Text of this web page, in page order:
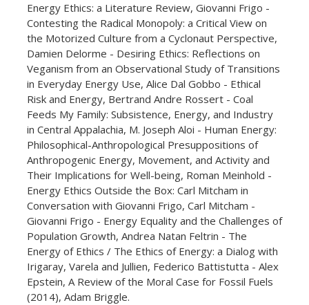
Energy Ethics: a Literature Review, Giovanni Frigo -
Contesting the Radical Monopoly: a Critical View on
the Motorized Culture from a Cyclonaut Perspective,
Damien Delorme - Desiring Ethics: Reflections on
Veganism from an Observational Study of Transitions
in Everyday Energy Use, Alice Dal Gobbo - Ethical
Risk and Energy, Bertrand Andre Rossert - Coal
Feeds My Family: Subsistence, Energy, and Industry
in Central Appalachia, M. Joseph Aloi - Human Energy:
Philosophical-Anthropological Presuppositions of
Anthropogenic Energy, Movement, and Activity and
Their Implications for Well-being, Roman Meinhold -
Energy Ethics Outside the Box: Carl Mitcham in
Conversation with Giovanni Frigo, Carl Mitcham -
Giovanni Frigo - Energy Equality and the Challenges of
Population Growth, Andrea Natan Feltrin - The
Energy of Ethics / The Ethics of Energy: a Dialog with
Irigaray, Varela and Jullien, Federico Battistutta - Alex
Epstein, A Review of the Moral Case for Fossil Fuels
(2014), Adam Briggle.